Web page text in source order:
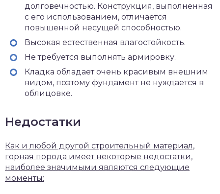
долговечностью. Конструкция, выполненная
с его использованием, отличается
повышенной несущей способностью.
Высокая естественная влагостойкость.
Не требуется выполнять армировку.
Кладка обладает очень красивым внешним
видом, поэтому фундамент не нуждается в
облицовке.
Недостатки
Как и любой другой строительный материал,
горная порода имеет некоторые недостатки,
наиболее значимыми являются следующие
моменты: